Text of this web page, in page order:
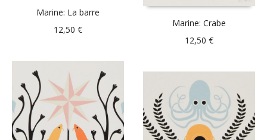
Marine: La barre
12,50 €
Marine: Crabe
12,50€